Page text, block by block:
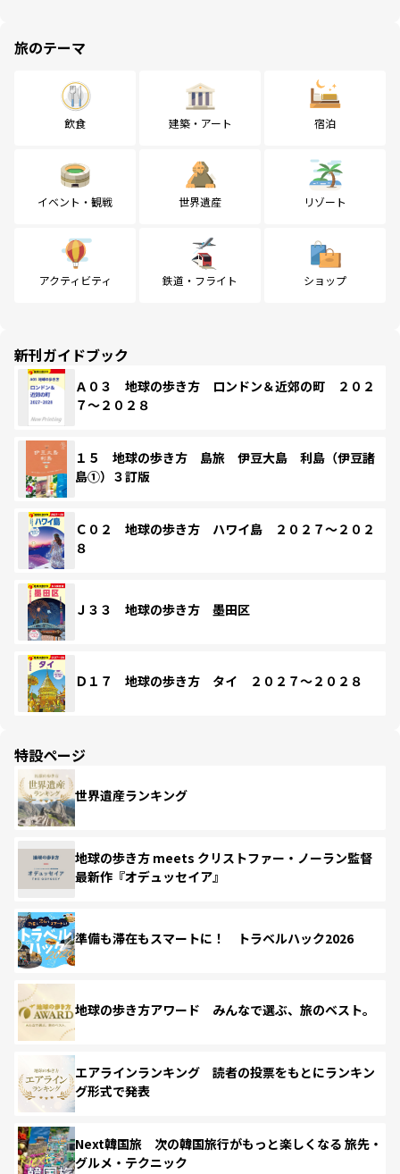
旅のテーマ
飲食 建築・アート 宿泊
イベント・観戦 世界遺産 リゾート
アクティビティ 鉄道・フライト ショップ
新刊ガイドブック
Ａ０３ 地球の歩き方 ロンドン＆近郊の町 ２０２
７～２０２８
１５ 地球の歩き方 島旅 伊豆大島 利島（伊豆諸
島①）３訂版
Ｃ０２ 地球の歩き方 ハワイ島 ２０２７～２０２
８
Ｊ３３ 地球の歩き方 墨田区
Ｄ１７ 地球の歩き方 タイ ２０２７～２０２８
特設ページ
世界遺産ランキング
地球の歩き方 meets クリストファー・ノーラン監督
最新作『オデュッセイア』
準備も滞在もスマートに！ トラベルハック2026
地球の歩き方アワード みんなで選ぶ、旅のベスト。
エアラインランキング 読者の投票をもとにランキン
グ形式で発表
Next韓国旅 次の韓国旅行がもっと楽しくなる 旅先・
グルメ・テクニック